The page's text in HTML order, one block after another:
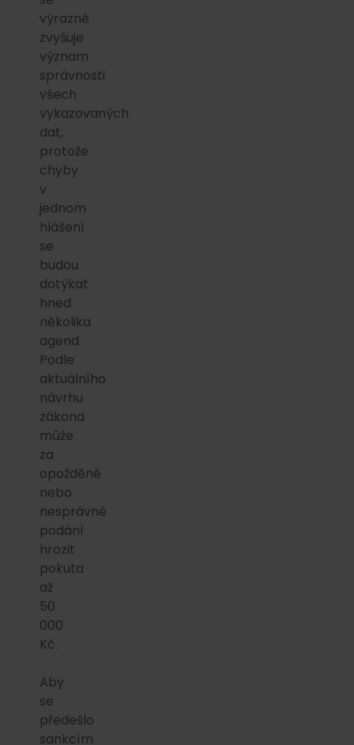
výrazně
zvyšuje
význam
správnosti
všech
vykazovaných
dat,
protože
chyby
v
jednom
hlášení
se
budou
dotýkat
hned
několika
agend.
Podle
aktuálního
návrhu
zákona
může
za
opožděné
nebo
nesprávné
podání
hrozit
pokuta
až
50
000
Kč.
Aby
se
předešlo
sankcím